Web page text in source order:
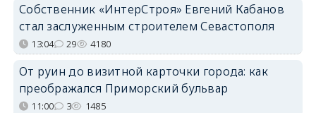
Собственник «ИнтерСтроя» Евгений Кабанов
стал заслуженным строителем Севастополя
13:04 29 4180
От руин до визитной карточки города: как
преображался Приморский бульвар
11:00 3 1485